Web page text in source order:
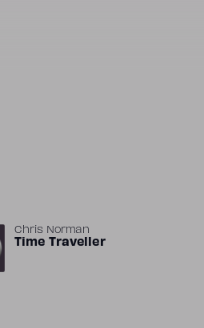
Chris Norman
Time Traveller